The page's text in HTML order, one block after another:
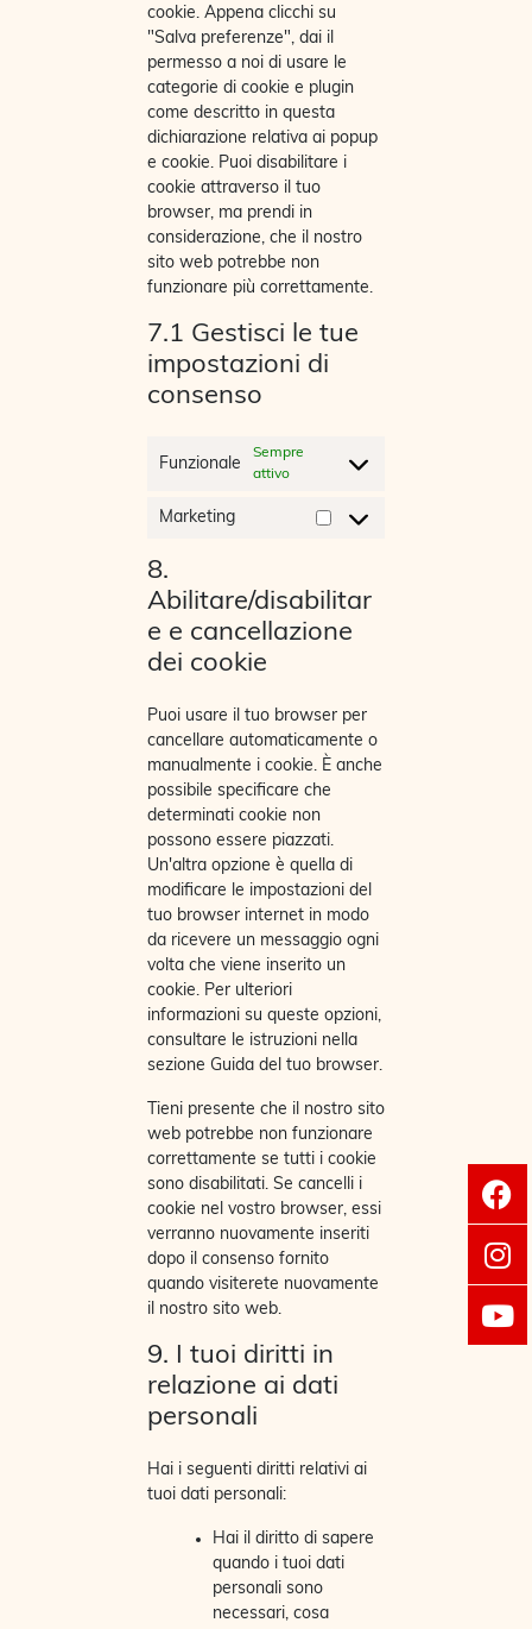
cookie. Appena clicchi su
"Salva preferenze", dai il
permesso a noi di usare le
categorie di cookie e plugin
come descritto in questa
dichiarazione relativa ai popup
e cookie. Puoi disabilitare i
cookie attraverso il tuo
browser, ma prendi in
considerazione, che il nostro
sito web potrebbe non
funzionare più correttamente.
7.1 Gestisci le tue
impostazioni di
consenso
Funzionale
Sempre
attivo
Marketing
8.
Abilitare/disabilitar
e e cancellazione
dei cookie
Puoi usare il tuo browser per
cancellare automaticamente o
manualmente i cookie. È anche
possibile specificare che
determinati cookie non
possono essere piazzati.
Un'altra opzione è quella di
modificare le impostazioni del
tuo browser internet in modo
da ricevere un messaggio ogni
volta che viene inserito un
cookie. Per ulteriori
informazioni su queste opzioni,
consultare le istruzioni nella
sezione Guida del tuo browser.
Tieni presente che il nostro sito
web potrebbe non funzionare
correttamente se tutti i cookie
sono disabilitati. Se cancelli i
cookie nel vostro browser, essi
verranno nuovamente inseriti
dopo il consenso fornito
quando visiterete nuovamente
il nostro sito web.
9. I tuoi diritti in
relazione ai dati
personali
Hai i seguenti diritti relativi ai
tuoi dati personali:
Hai il diritto di sapere
quando i tuoi dati
personali sono
necessari, cosa